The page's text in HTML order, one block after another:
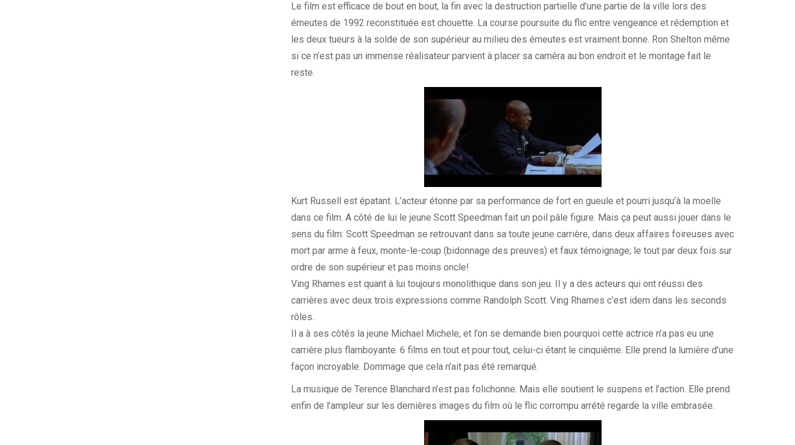
Le film est efficace de bout en bout, la fin avec la destruction partielle d’une partie de la ville lors des
émeutes de 1992 reconstituée est chouette. La course poursuite du flic entre vengeance et rédemption et
les deux tueurs à la solde de son supérieur au milieu des émeutes est vraiment bonne. Ron Shelton même
si ce n’est pas un immense réalisateur parvient à placer sa caméra au bon endroit et le montage fait le
reste.
Kurt Russell est épatant. L’acteur étonne par sa performance de fort en gueule et pourri jusqu’à la moelle
dans ce film. A côté de lui le jeune Scott Speedman fait un poil pâle figure. Mais ça peut aussi jouer dans le
sens du film: Scott Speedman se retrouvant dans sa toute jeune carrière, dans deux affaires foireuses avec
mort par arme à feux, monte-le-coup (bidonnage des preuves) et faux témoignage; le tout par deux fois sur
ordre de son supérieur et pas moins oncle!
Ving Rhames est quant à lui toujours monolithique dans son jeu. Il y a des acteurs qui ont réussi des
carrières avec deux trois expressions comme Randolph Scott. Ving Rhames c’est idem dans les seconds
rôles.
Il a à ses côtés la jeune Michael Michele, et l’on se demande bien pourquoi cette actrice n’a pas eu une
carrière plus flamboyante. 6 films en tout et pour tout, celui-ci étant le cinquième. Elle prend la lumière d’une
façon incroyable. Dommage que cela n’ait pas été remarqué.
La musique de Terence Blanchard n’est pas folichonne. Mais elle soutient le suspens et l’action. Elle prend
enfin de l’ampleur sur les dernières images du film où le flic corrompu arrété regarde la ville embrasée.